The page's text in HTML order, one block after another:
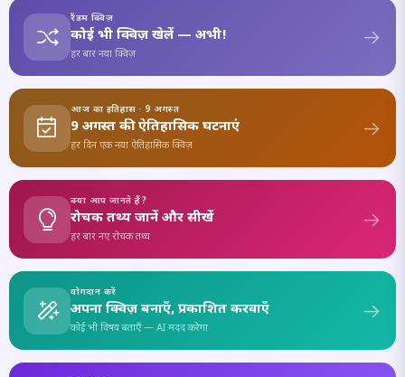
रैंडम क्विज़
कोई भी क्विज़ खेलें — अभी!
हर बार नया क्विज़
आज का इतिहास · 9 अगस्त
9 अगस्त की ऐतिहासिक घटनाएं
हर दिन एक नया ऐतिहासिक क्विज़
क्या आप जानते हैं?
रोचक तथ्य जानें और सीखें
हर बार नए रोचक तथ्य
योगदान करें
अपना क्विज़ बनाएँ, प्रकाशित करवाएँ
कोई भी विषय बताएँ — AI मदद करेगा